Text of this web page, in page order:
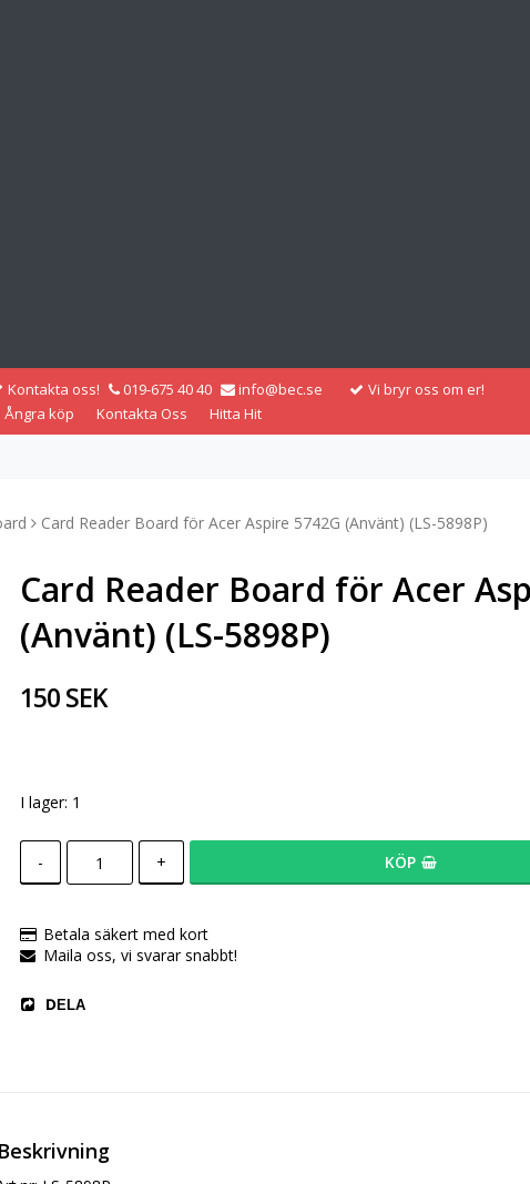
Kontakta oss! 019-675 40 40 info@bec.se
Vi bryr oss om er!
Ångra köp Kontakta Oss Hitta Hit
Card Reader Board för Acer Aspire 5742G (Använt) (LS-5898P)
Card Reader Board för Acer
(Använt) (LS-5898P)
150 SEK
I lager: 1
- + KÖP
Betala säkert med kort
Maila oss, vi svarar snabbt!
DELA
Beskrivning